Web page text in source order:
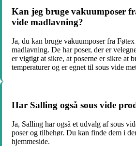
Kan jeg bruge vakuumposer
vide madlavning?
Ja, du kan bruge vakuumposer fra
madlavning. De har poser, der er
er vigtigt at sikre, at poserne er sikre at
temperaturer og er egnet til sous vide
Har Salling også sous vide
Ja, Salling har også et udvalg af sous
poser og tilbehør. Du kan finde dem i
hjemmeside.